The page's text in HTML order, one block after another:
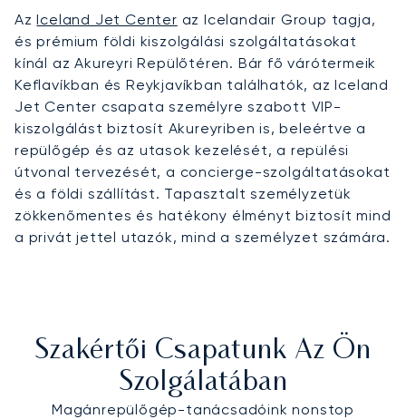
AzIceland Jet Center az Icelandair Group tagja,
és prémium földi kiszolgálási szolgáltatásokat
kínál az Akureyri Repülőtéren. Bár fő várótermeik
Keflavíkban és Reykjavíkban találhatók, az Iceland
Jet Center csapata személyre szabott VIP-
kiszolgálást biztosít Akureyriben is, beleértve a
repülőgép és az utasok kezelését, a repülési
útvonal tervezését, a concierge-szolgáltatásokat
és a földi szállítást. Tapasztalt személyzetük
zökkenőmentes és hatékony élményt biztosít mind
a privát jettel utazók, mind a személyzet számára.
Szakértői Csapatunk Az Ön
Szolgálatában
Magánrepülőgép-tanácsadóink nonstop